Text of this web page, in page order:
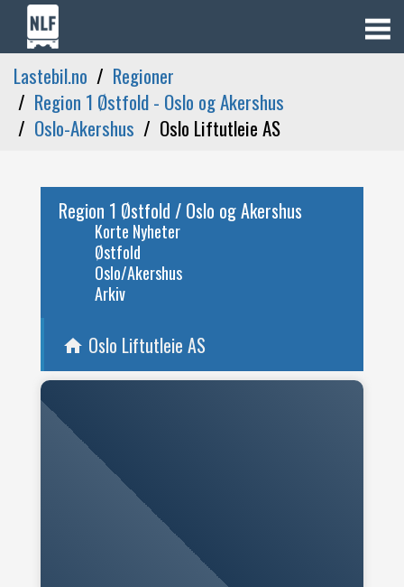
Lastebil.no
Regioner
Region 1 Østfold - Oslo og Akershus
Oslo-Akershus
Oslo Liftutleie AS
Region 1 Østfold / Oslo og Akershus
Korte Nyheter
Østfold
Oslo/Akershus
Arkiv
home Oslo Liftutleie AS